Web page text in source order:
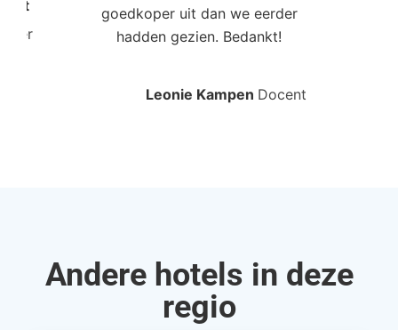
goedkoper uit dan we eerder
hadden gezien. Bedankt!
Leonie Kampen Docent
Andere hotels in deze
regio